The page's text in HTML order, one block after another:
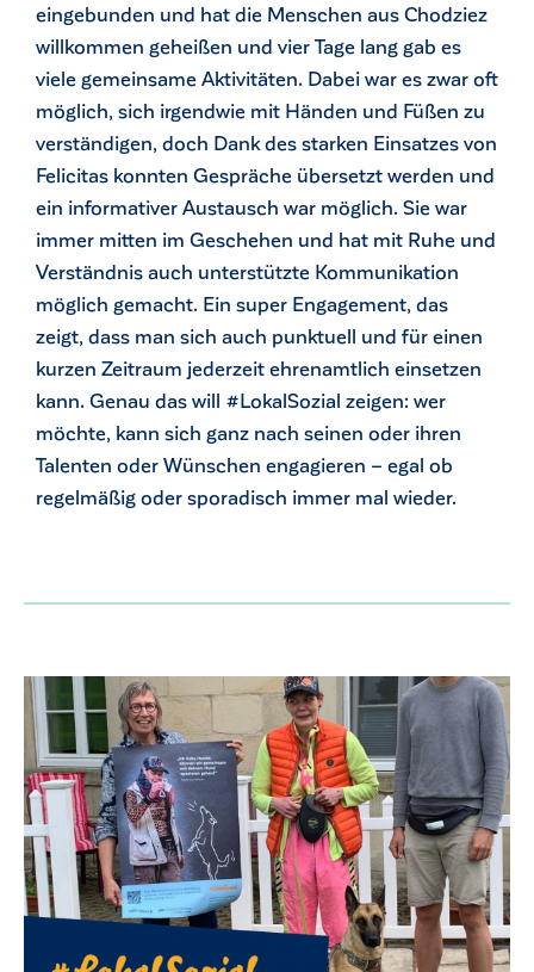
eingebunden und hat die Menschen aus Chodziez
willkommen geheißen und vier Tage lang gab es
viele gemeinsame Aktivitäten. Dabei war es zwar oft
möglich, sich irgendwie mit Händen und Füßen zu
verständigen, doch Dank des starken Einsatzes von
Felicitas konnten Gespräche übersetzt werden und
ein informativer Austausch war möglich. Sie war
immer mitten im Geschehen und hat mit Ruhe und
Verständnis auch unterstützte Kommunikation
möglich gemacht. Ein super Engagement, das
zeigt, dass man sich auch punktuell und für einen
kurzen Zeitraum jederzeit ehrenamtlich einsetzen
kann. Genau das will #LokalSozial zeigen: wer
möchte, kann sich ganz nach seinen oder ihren
Talenten oder Wünschen engagieren – egal ob
regelmäßig oder sporadisch immer mal wieder.